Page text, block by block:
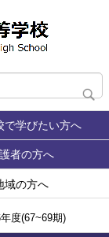
で学びたい方へ
者の方へ
域の方へ
度(67~69期)